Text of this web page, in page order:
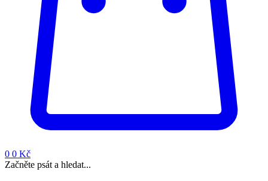
0 0 Kč
Začněte psát a hledat...